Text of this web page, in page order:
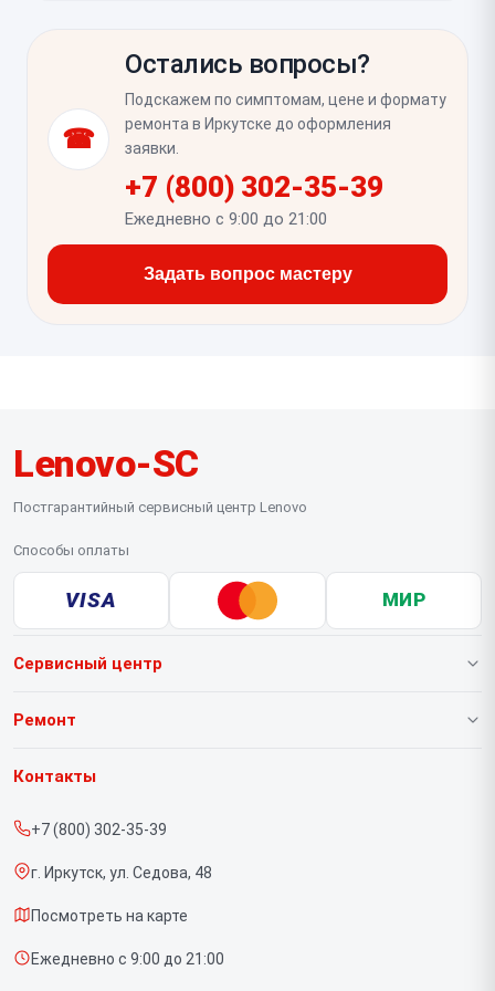
тоже проверяют, так как в ThinkPad T14 он часто
соединение и корректно подключается к точке
доступа. Также стоит проверить скорость,
уровень сигнала и работу Bluetooth, если он
интегрирован в установленный адаптер.
☎
Остались вопросы?
Подскажем по симптомам, цене и формату
ремонта в Иркутске до оформления
заявки.
+7 (800) 302-35-39
Ежедневно с 9:00 до 21:00
Задать вопрос мастеру
Lenovo-SC
Постгарантийный сервисный центр Lenovo
Способы оплаты
VISA МИР
Сервисный центр
О нашем сервисе
Срочный ремонт
Доставка и способы оплаты
Диагностика
Контакты
Ремонт
Ноутбуков
Контакты
+7 (800) 302-35-39
г. Иркутск, ул. Седова, 48
Посмотреть на карте
Ежедневно с 9:00 до 21:00